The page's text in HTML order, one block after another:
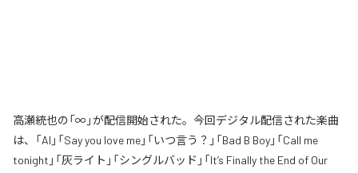
高瀬統也の「∞」が配信開始された。今回デジタル配信された楽曲
は、「AI」「Say you love me」「いつ言う？」「Bad B Boy」「Call me
tonight」「灰ライト」「シングルバッド」「It’s Finally the End of Our